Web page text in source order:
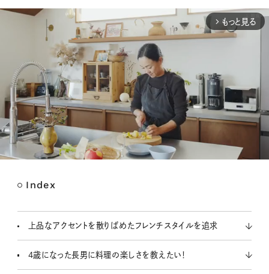
arrow_forward_ios もっと見る
Index
上品なアクセントを散りばめたフレンチスタイルを追求
4歳になった長男に料理の楽しさを教えたい！